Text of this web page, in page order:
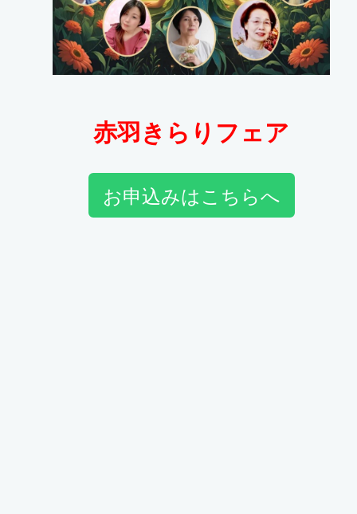
赤羽きらりフェア
お申込みはこちらへ